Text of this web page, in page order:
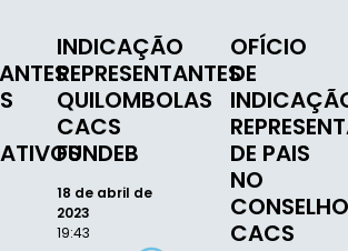
INDICAÇÃO
REPRESENTANTES
QUILOMBOLAS
CACS
FUNDEB
18 de abril de
2023
19:43
OFÍCIO
DE
DE PAIS
NO
CONSELHO
CACS